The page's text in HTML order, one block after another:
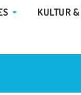
ÖFFNEKULTUR